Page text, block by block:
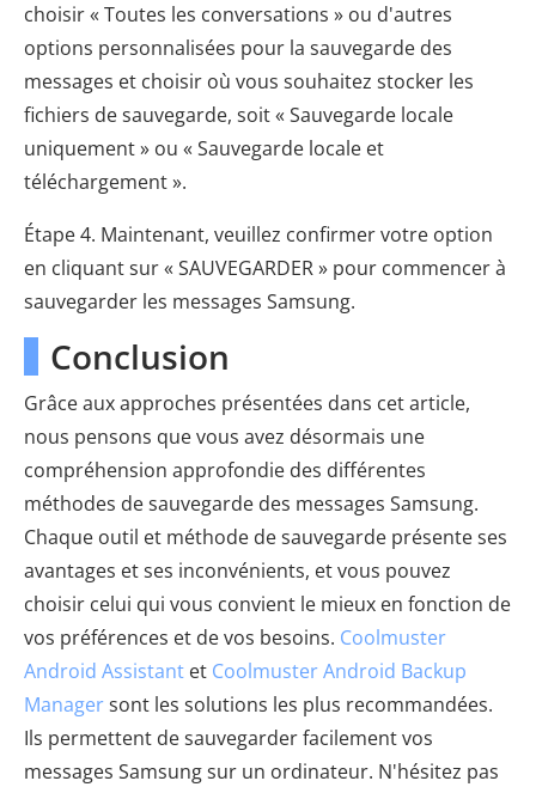
choisir « Toutes les conversations » ou d'autres
options personnalisées pour la sauvegarde des
messages et choisir où vous souhaitez stocker les
fichiers de sauvegarde, soit « Sauvegarde locale
uniquement » ou « Sauvegarde locale et
téléchargement ».
Étape 4. Maintenant, veuillez confirmer votre option
en cliquant sur « SAUVEGARDER » pour commencer à
sauvegarder les messages Samsung.
Conclusion
Grâce aux approches présentées dans cet article,
nous pensons que vous avez désormais une
compréhension approfondie des différentes
méthodes de sauvegarde des messages Samsung.
Chaque outil et méthode de sauvegarde présente ses
avantages et ses inconvénients, et vous pouvez
choisir celui qui vous convient le mieux en fonction de
vos préférences et de vos besoins. Coolmuster
Android Assistant et Coolmuster Android Backup
Managersont les solutions les plus recommandées.
Ils permettent de sauvegarder facilement vos
messages Samsung sur un ordinateur. N'hésitez pas